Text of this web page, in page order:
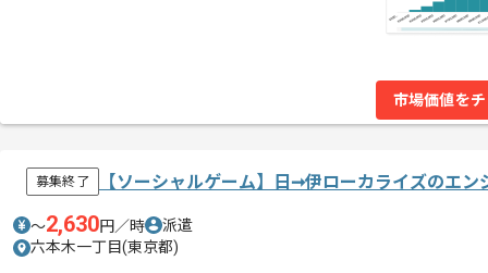
市場価値を
募集終了 【ソーシャルゲーム】日➞伊ローカライズのエン
〜2,630円／時
派遣
六本木一丁目(東京都)